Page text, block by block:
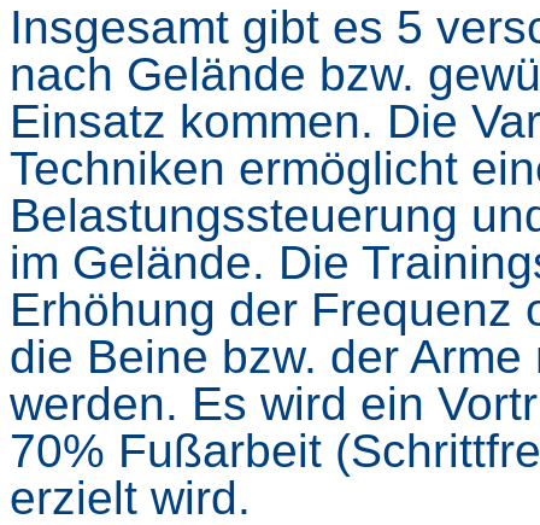
Insgesamt gibt es 5
nach Gelände bzw.
Einsatz kommen. Die
Techniken ermöglicht
Belastungssteuerung
im Gelände. Die
Erhöhung der Frequenz
die Beine bzw. der
werden. Es wird ein
70% Fußarbeit
erzielt wird.